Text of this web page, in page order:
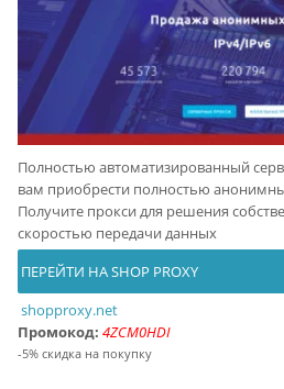
Полностью автоматизированный
вам приобрести полностью
Получите прокси для решения
скоростью передачи данных
ПЕРЕЙТИ НА SHOP PROXY
shopproxy.net
Промокод: 4ZCM0HDI
-5% скидка на покупку